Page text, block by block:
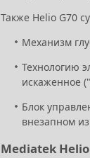
Также Helio G70
Механизм
Технологию
искаженное
Блок
внезапном
Mediatek